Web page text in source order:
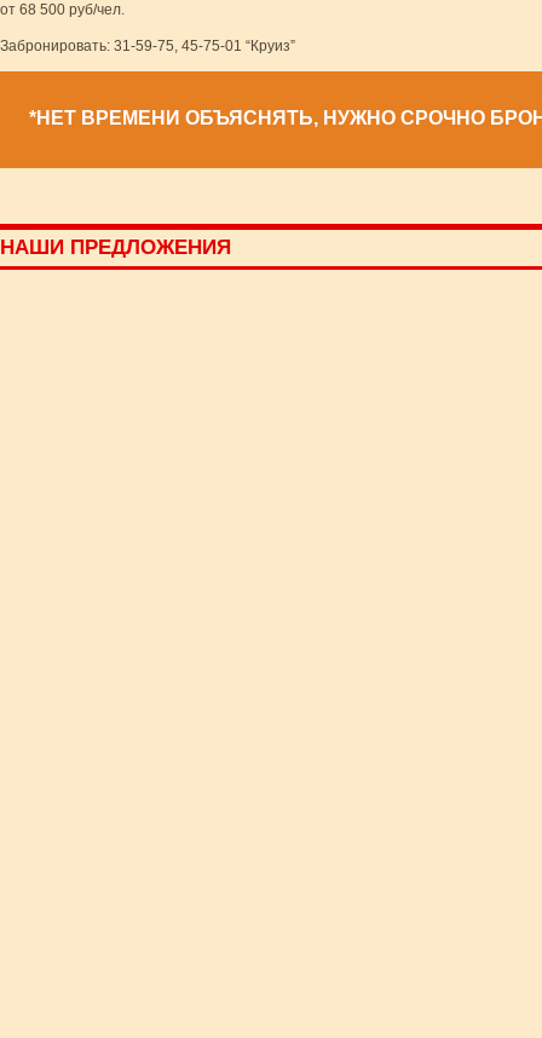
от 68 500 руб/чел.
Забронировать: 31-59-75, 45-75-01 “Круиз”
*НЕТ ВРЕМЕНИ ОБЪЯСНЯТЬ, НУЖНО СРОЧНО
НАШИ ПРЕДЛОЖЕНИЯ